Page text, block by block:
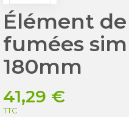
Élément
fumées
180mm
41,29 €
TTC